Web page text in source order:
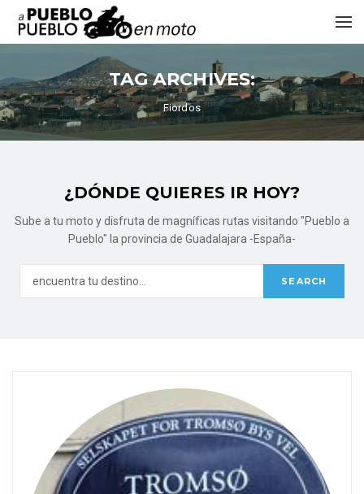
TAG ARCHIVES:
Fiordos
¿DÓNDE QUIERES IR HOY?
Sube a tu moto y disfruta de magníficas rutas visitando "Pueblo a
Pueblo" la provincia de Guadalajara -España-